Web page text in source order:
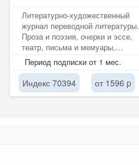
Литературно-художественный
журнал переводной литературы.
Проза и поэзия, очерки и эссе,
театр, письма и мемуары,
лауреаты Нобелевской,
Букеровской,...
Период подписки от 1 мес.
Индекс 70394 от 1596 p